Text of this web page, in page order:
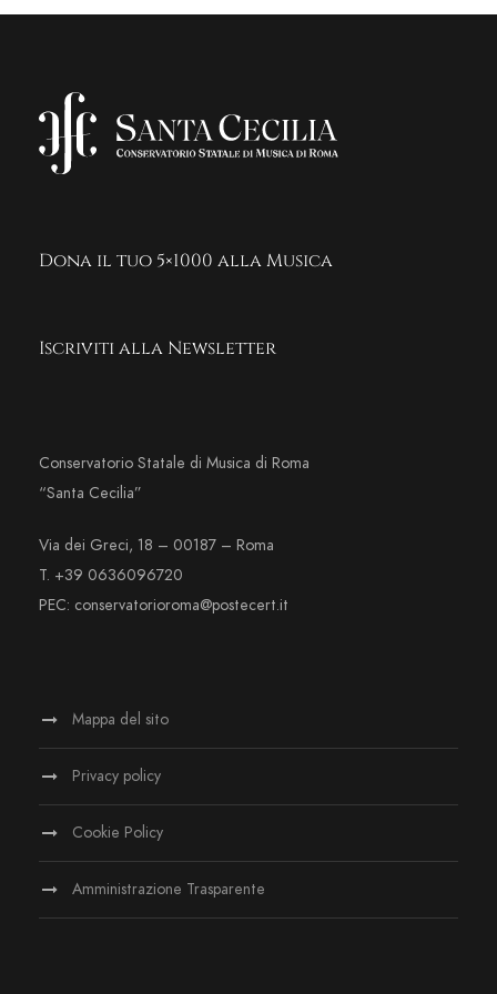
Dona il tuo 5×1000 alla Musica
Iscriviti alla Newsletter
Conservatorio Statale di Musica di Roma
“Santa Cecilia”
Via dei Greci, 18 – 00187 – Roma
T. +39 0636096720
PEC: conservatorioroma@postecert.it
Mappa del sito
Privacy policy
Cookie Policy
Amministrazione Trasparente